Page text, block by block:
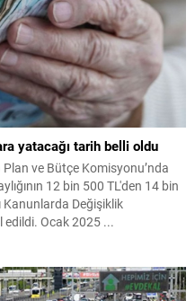
yatacağı tarih belli oldu
ve Bütçe Komisyonu’nda
12 bin 500 TL'den 14 bin
Kanunlarda Değişiklik
edildi. Ocak 2025 ...